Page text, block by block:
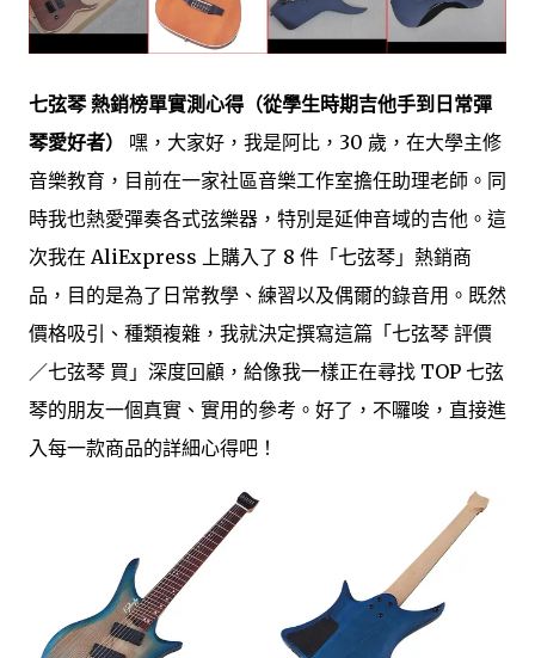
七弦琴 熱銷榜單實測心得（從學生時期吉他手到日常彈
琴愛好者）
嘿，大家好，我是阿比，30 歲，在大學主修
音樂教育，目前在一家社區音樂工作室擔任助理老師。同
時我也熱愛彈奏各式弦樂器，特別是延伸音域的吉他。這
次我在 AliExpress 上購入了 8 件「七弦琴」熱銷商
品，目的是為了日常教學、練習以及偶爾的錄音用。既然
價格吸引、種類複雜，我就決定撰寫這篇「七弦琴 評價
／七弦琴 買」深度回顧，給像我一樣正在尋找 TOP 七弦
琴的朋友一個真實、實用的參考。好了，不囉唆，直接進
入每一款商品的詳細心得吧！